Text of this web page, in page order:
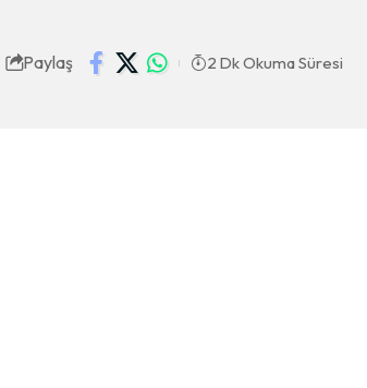
Paylaş 2 Dk Okuma Süresi